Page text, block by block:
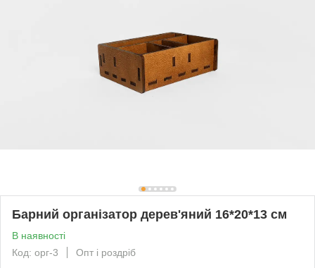
Барний організатор дерев'яний 16*20*13 см
В наявності
Код: орг-3
Опт і роздріб